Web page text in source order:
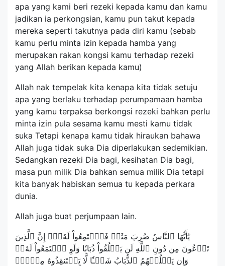
apa yang kami beri rezeki kepada kamu dan kamu
jadikan ia perkongsian, kamu pun takut kepada
mereka seperti takutnya pada diri kamu (sebab
kamu perlu minta izin kepada hamba yang
merupakan rakan kongsi kamu terhadap rezeki
yang Allah berikan kepada kamu)
Allah nak tempelak kita kenapa kita tidak setuju
apa yang berlaku terhadap perumpamaan hamba
yang kamu terpaksa berkongsi rezeki bahkan perlu
minta izin pula sesama kamu mesti kamu tidak
suka Tetapi kenapa kamu tidak hiraukan bahawa
Allah juga tidak suka Dia diperlakukan sedemikian.
Sedangkan rezeki Dia bagi, kesihatan Dia bagi,
masa pun milik Dia bahkan semua milik Dia tetapi
kita banyak habiskan semua tu kepada perkara
dunia.
Allah juga buat perjumpaan lain.
يَٰٓأَيُّهَا ٱلنَّاسُ ضُرِبَ مَثَلٞ فَٱسۡتَمِعُواْ لَهُۥٓۚ إِنَّ ٱلَّذِينَ
تَدۡعُونَ مِن دُونِ ٱللَّهِ لَن يَخۡلُقُواْ ذُبَابٗا وَلَوِ ٱجۡتَمَعُواْ لَهُۥۖ
وَإِن يَسۡلُبۡهُمُ ٱلذُّبَابُ شَيۡـٔٗا لَّا يَسۡتَنقِذُوهُ مِنۡهُۚ